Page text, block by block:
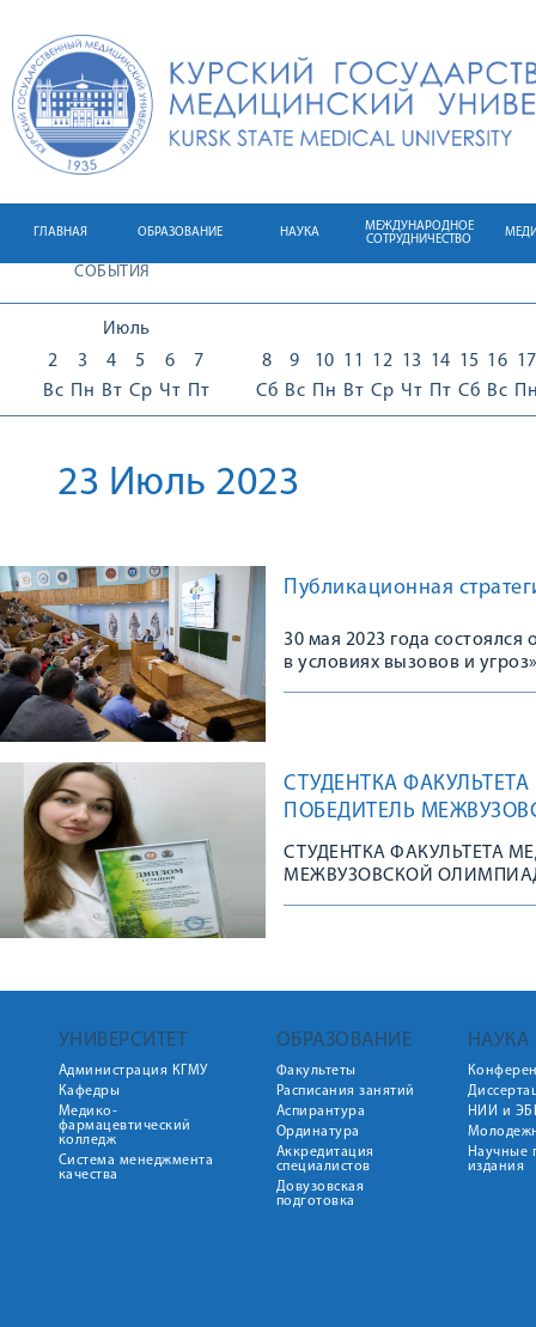
ГЛАВНАЯ ОБРАЗОВАНИЕ НАУКА
МЕЖДУНАРОДНОЕ
СОТРУДНИЧЕСТВО
СОБЫТИЯ
Июль
2
Вс
3
Пн
4
Вт
5
Ср
6
Чт
7
Пт
8
Сб
9
Вс
10
Пн
11
Вт
12
Ср
13
Чт
14
Пт
15
Сб
16
Вс
17
23 Июль 2023
Публикационная
30 мая 2023 года
в условиях вызовов и
СТУДЕНТКА
ПОБЕДИТЕЛЬ
СТУДЕНТКА ФАКУЛЬТЕТА
МЕЖВУЗОВСКОЙ
УНИВЕРСИТЕТ
Администрация КГМУ
Кафедры
Медико-
фармацевтический
колледж
Система менеджмента
качества
ОБРАЗОВАНИЕ
Факультеты
Расписания занятий
Аспирантура
Ординатура
Аккредитация
специалистов
Довузовская
подготовка
НАУКА
НИИ и
Научные
издания